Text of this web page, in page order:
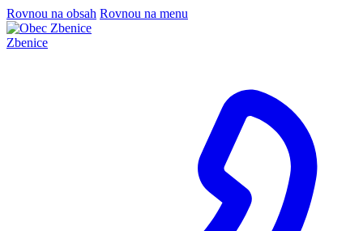
Rovnou na obsah Rovnou na menu
Zbenice